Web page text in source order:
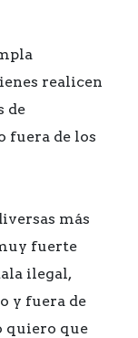
realicen
de
fuera de los
más
fuerte
ilegal,
y fuera de
quiero que